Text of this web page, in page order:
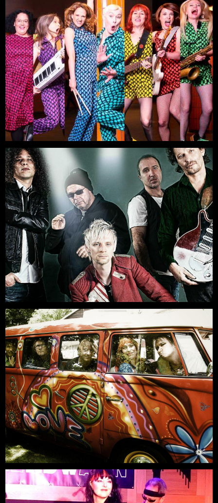
Titanium
29.08.2026, 19:00
Freilichtbühne an der Zitadelle
Mehr
11.09.2026, 20:00
Freilichtbühne an der Zitadelle
Mehr
-AUSVERKAUFT-
21.08.2026, 19:00
Freilichtbühne an der Zitadelle
Mehr